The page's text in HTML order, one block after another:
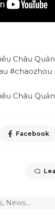
Châu
#chaozhou
Châu
Facebook